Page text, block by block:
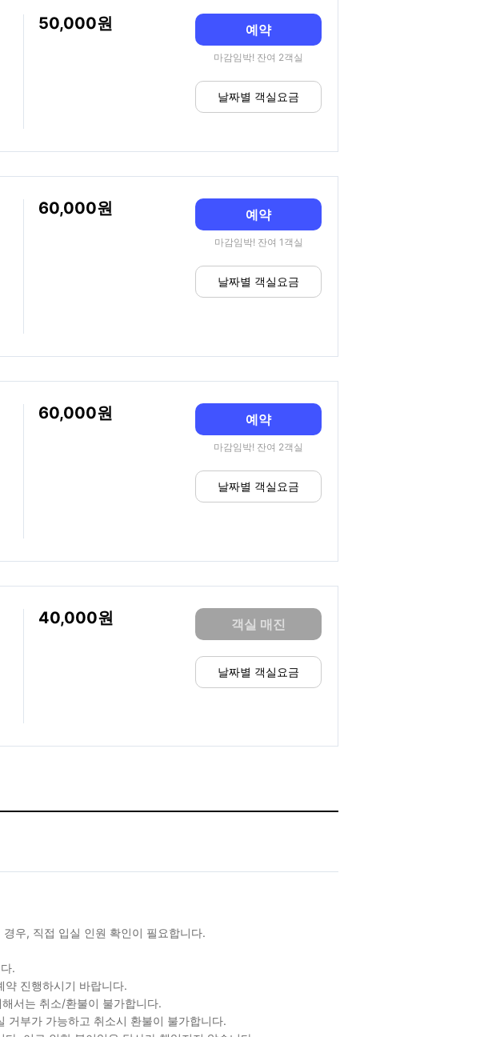
50,000 예약
마감임박! 잔여 2객실
날짜별 객실요금
60,000 예약
마감임박! 잔여 1객실
날짜별 객실요금
60,000 예약
마감임박! 잔여 2객실
날짜별 객실요금
40,000 객실 매진
날짜별 객실요금
우, 직접 입실 인원 확인이 필요합니다.
.
약 진행하시기 바랍니다.
서는 취소/환불이 불가합니다.
거부가 가능하고 취소시 환불이 불가합니다.